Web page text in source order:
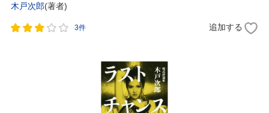
木戸次郎(著者)
3件 追加する